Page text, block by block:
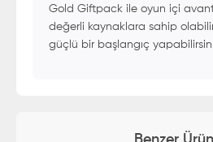
Gold Giftpack ile oyun içi
değerli kaynaklara sahip
güçlü bir başlangıç